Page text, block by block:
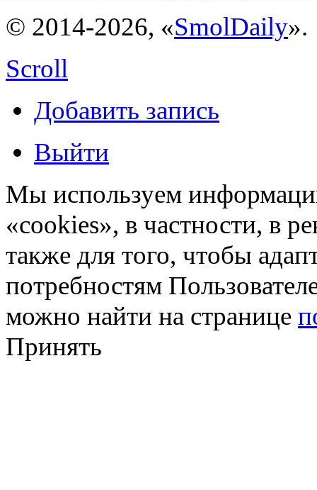
© 2014-2026, «SmolDaily».
Scroll
Добавить запись
Выйти
Мы используем
«cookies», в частности, в
также для того, чтобы
потребностям
можно найти на странице
Принять